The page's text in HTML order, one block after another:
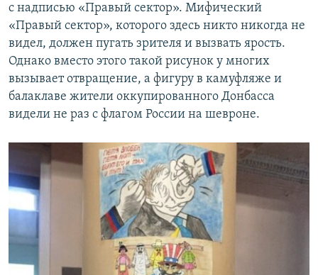
с надписью «Правый сектор». Мифический
«Правый сектор», которого здесь никто никогда не
видел, должен пугать зрителя и вызвать ярость.
Однако вместо этого такой рисунок у многих
вызывает отвращение, а фигуру в камуфляже и
балаклаве жители оккупированного Донбасса
видели не раз с флагом России на шевроне.